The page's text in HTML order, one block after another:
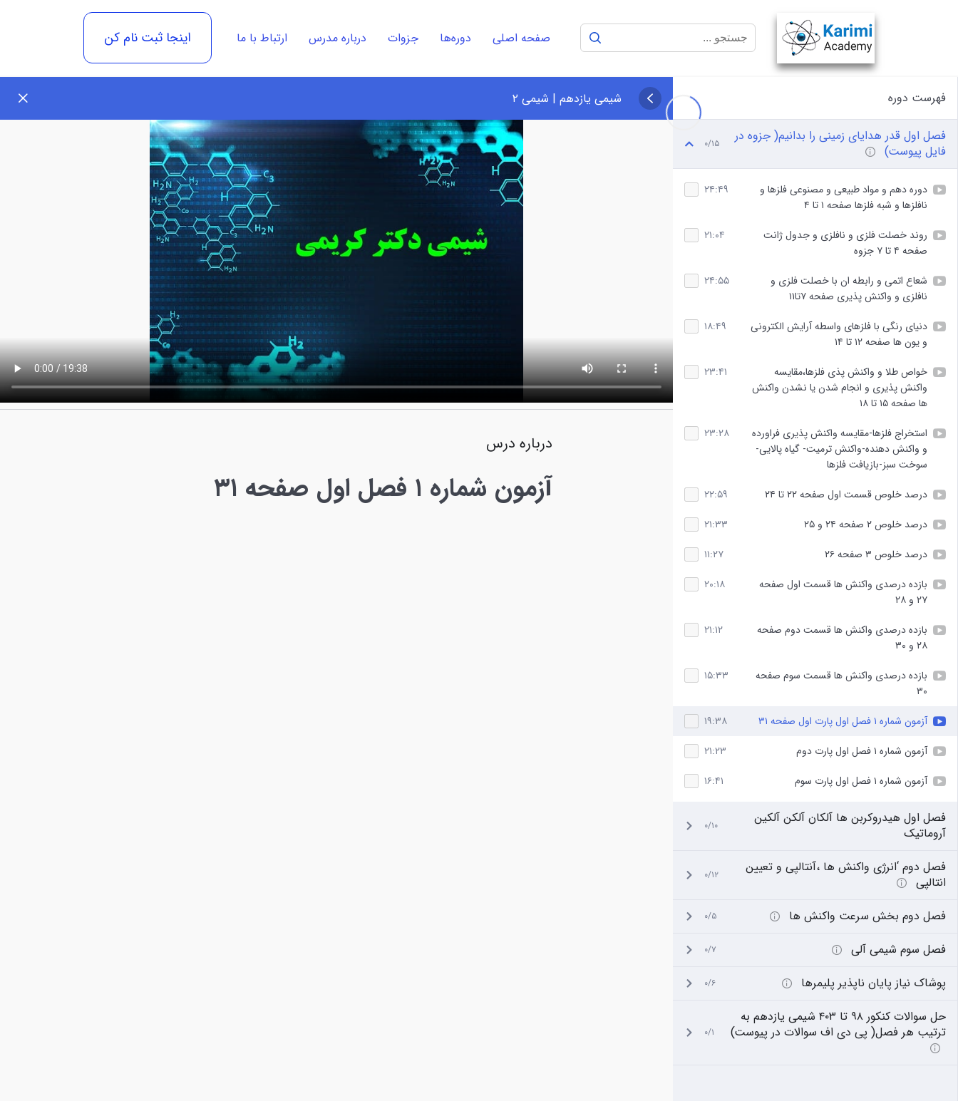
صفحه اصلی دوره‌ها جزوات درباره مدرس ارتباط با ما اینجا ثبت نام کن
فهرست دوره
فصل اول قدر هدایای زمینی را بدانیم( جزوه در
فایل پیوست)
۰/۱۵
دوره دهم و مواد طبیعی و مصنوعی فلزها و
نافلزها و شبه فلزها صفحه ۱ تا ۴
۲۴:۴۹
روند خصلت فلزی و نافلزی و جدول ژانت
صفحه ۴ تا ۷ جزوه
۲۱:۰۴
شعاع اتمی و رابطه ان با خصلت فلزی و
نافلزی و واکنش پذیری صفحه ۷تا۱۱
۲۴:۵۵
دنیای رنگی با فلزهای واسطه آرایش الکترونی
و یون ها صفحه ۱۲ تا ۱۴
۱۸:۴۹
خواص طلا و واکنش پذی فلزها،مقایسه
واکنش پذیری و انجام شدن یا نشدن واکنش
ها صفحه ۱۵ تا ۱۸
۲۳:۴۱
استخراج فلزها-مقایسه واکنش پذیری فراورده
و واکنش دهنده-واکنش ترمیت- گیاه پالایی-
سوخت سبز-بازیافت فلزها
۲۳:۲۸
درصد خلوص قسمت اول صفحه ۲۲ تا ۲۴
۲۲:۵۹
درصد خلوص ۲ صفحه ۲۴ و ۲۵
۲۱:۳۳
درصد خلوص ۳ صفحه ۲۶
۱۱:۲۷
بازده درصدی واکنش ها قسمت اول صفحه
۲۷ و ۲۸
۲۰:۱۸
بازده درصدی واکنش ها قسمت دوم صفحه
۲۸ و ۳۰
۲۱:۱۲
بازده درصدی واکنش ها قسمت سوم صفحه
۳۰
۱۵:۳۳
آزمون شماره ۱ فصل اول پارت اول صفحه ۳۱
۱۹:۳۸
آزمون شماره ۱ فصل اول پارت دوم
۲۱:۲۳
آزمون شماره ۱ فصل اول پارت سوم
۱۶:۴۱
فصل اول هیدروکربن ها آلکان آلکن آلکین
آروماتیک
۰/۱۰
فصل دوم ‘انرژی واکنش ها ،آنتالپی و تعیین
انتالپی
۰/۱۲
فصل دوم بخش سرعت واکنش ها ۰/۵
فصل سوم شیمی آلی ۰/۷
پوشاک نیاز پایان ناپذیر پلیمرها ۰/۶
حل سوالات کنکور ۹۸ تا ۴۰۳ شیمی یازدهم به
ترتیب هر فصل( پی دی اف سوالات در پیوست)
۰/۱
شیمی یازدهم | شیمی ۲
درباره درس
آزمون شماره ۱ فصل اول صفحه ۳۱